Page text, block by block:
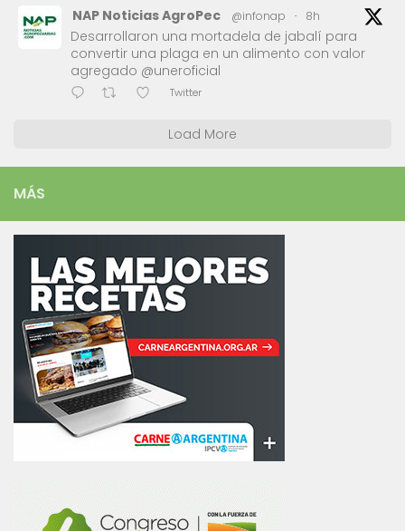
NAP Noticias AgroPec @infonap · 8h
Desarrollaron una mortadela de jabalí para
convertir una plaga en un alimento con valor
agregado @uneroficial
Twitter
Load More
MÁS